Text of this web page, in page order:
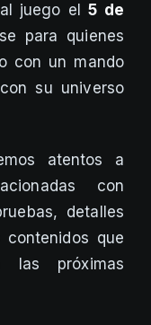
al juego el5 de
para quienes
con un mando
su universo
atentos a
con
detalles
que
las próximas